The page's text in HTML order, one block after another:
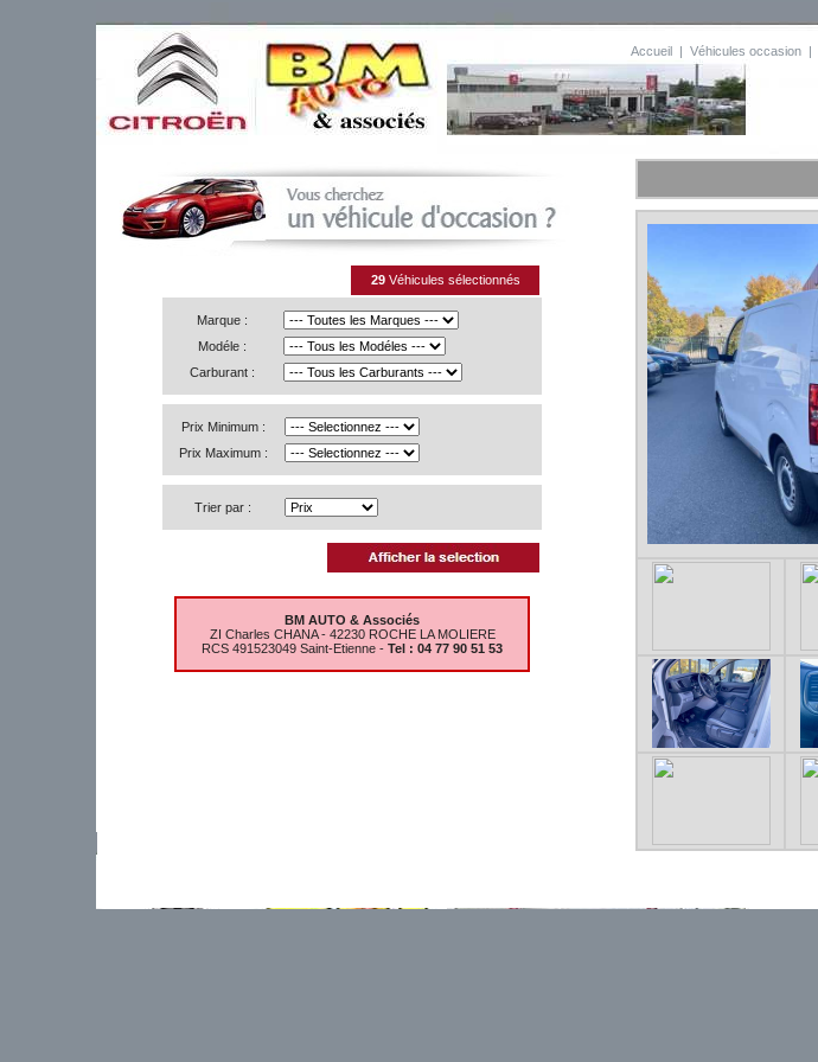
Accueil | Véhicules occasion |
29Véhicules sélectionnés
Marque :
Modéle :
Carburant :
Prix Minimum :
Prix Maximum :
Trier par :
BM AUTO & Associés
ZI Charles CHANA - 42230 ROCHE LA MOLIERE
RCS 491523049 Saint-Etienne - Tel : 04 77 90 51 53